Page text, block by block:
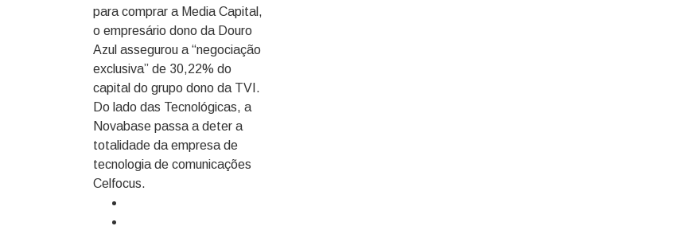
para comprar a Media Capital,
o empresário dono da Douro
Azul assegurou a “negociação
exclusiva” de 30,22% do
capital do grupo dono da TVI.
Do lado das Tecnológicas, a
Novabase passa a deter a
totalidade da empresa de
tecnologia de comunicações
Celfocus.